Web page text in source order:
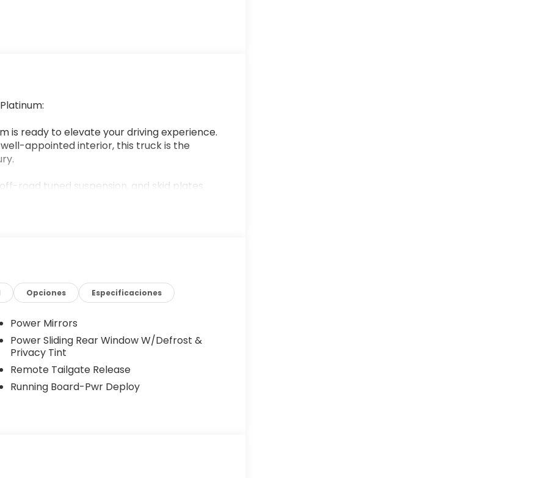
is ready to elevate your driving experience.
appointed interior, this truck is the
road tuned suspension, and skid plates
transmission deliver impressive power and
drive, this F-150 is ready to tackle any
Opciones Especificaciones
Power Mirrors
Power Sliding Rear Window W/Defrost &
Privacy Tint
Remote Tailgate Release
Running Board-Pwr Deploy